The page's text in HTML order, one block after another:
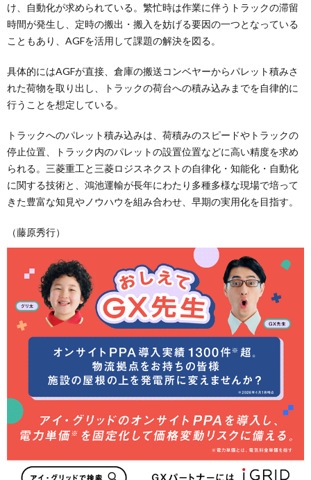
け、自動化が求められている。繁忙時は作業に伴うトラックの滞留
時間が発生し、定時の搬出・搬入を妨げる要因の一つとなっている
こともあり、AGFを活用して課題の解決を図る。
具体的にはAGFが直接、倉庫の搬送コンベヤーからパレット積みさ
れた荷物を取り出し、トラックの荷台への積み込みまでを自律的に
行うことを想定している。
トラックへのパレット積み込みは、荷積みのスピードやトラックの
停止位置、トラック内のパレットの設置位置などに高い精度を求め
られる。三菱重工と三菱ロジスネクストの自律化・知能化・自動化
に関する技術と、鴻池運輸が長年にわたり多種多様な現場で培って
きた豊富な知見やノウハウを組み合わせ、早期の実用化を目指す。
（藤原秀行）